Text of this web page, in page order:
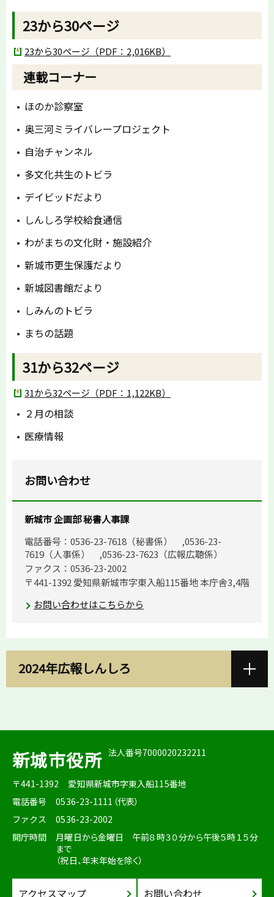
23から30ページ
23から30ページ（PDF：2,016KB）
連載コーナー
ほのか診察室
奥三河ミライバレープロジェクト
自治チャンネル
多文化共生のトビラ
デイビッドだより
しんしろ学校給食通信
わがまちの文化財・施設紹介
新城市更生保護だより
新城図書館だより
しみんのトビラ
まちの話題
31から32ページ
31から32ページ（PDF：1,122KB）
２月の相談
医療情報
お問い合わせ
新城市 企画部 秘書人事課
電話番号：0536-23-7618（秘書係） ,0536-23-
7619（人事係） ,0536-23-7623（広報広聴係）
ファクス：0536-23-2002
〒441-1392 愛知県新城市字東入船115番地 本庁舎3,4階
お問い合わせはこちらから
2024年広報しんしろ
新城市役所 法人番号7000020232211
〒441-1392
愛知県新城市字東入船115番地
電話番号
0536-23-1111（代表）
ファクス
0536-23-2002
開庁時間
月曜日から金曜日 午前８時３０分から午後５時１５分
まで
（祝日、年末年始を除く）
アクセスマップ お問い合わせ